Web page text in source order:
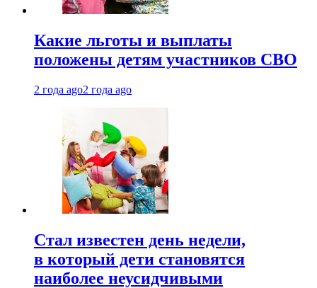
Какие льготы и выплаты
положены детям участников СВО
2 года ago2 года ago
Стал известен день недели,
в который дети становятся
наиболее неусидчивыми